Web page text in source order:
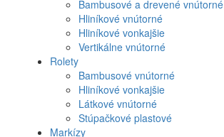
Bambusové a drevené vnútorné
Hliníkové vnútorné
Hliníkové vonkajšie
Vertikálne vnútorné
Rolety
Bambusové vnútorné
Hliníkové vonkajšie
Látkové vnútorné
Stúpačkové plastové
Markízy